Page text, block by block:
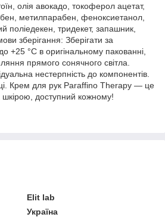
олія авокадо, токоферол ацетат,
метилпарабен, феноксиетанол,
поліедекен, тридекет, запашник,
зберігання: Зберігати за
+25 °C в оригінальному пакованні,
прямого сонячного світла.
нестерпність до компонентів.
Крем для рук Paraffino Therapy — це
доступний кожному!
Elit lab
Україна